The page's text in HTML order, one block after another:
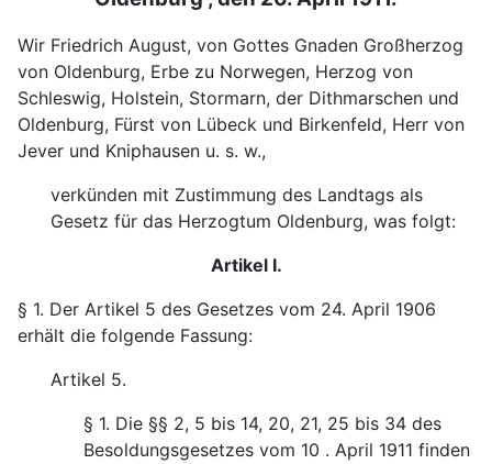
Wir Friedrich August, von Gottes Gnaden Großherzog
von Oldenburg, Erbe zu Norwegen, Herzog von
Schleswig, Holstein, Stormarn, der Dithmarschen und
Oldenburg, Fürst von Lübeck und Birkenfeld, Herr von
Jever und Kniphausen u. s. w.,
verkünden mit Zustimmung des Landtags als
Gesetz für das Herzogtum Oldenburg, was folgt:
Artikel I.
§ 1. Der Artikel 5 des Gesetzes vom 24. April 1906
erhält die folgende Fassung:
Artikel 5.
§ 1. Die §§ 2, 5 bis 14, 20, 21, 25 bis 34 des
Besoldungsgesetzes vom 10 . April 1911 finden